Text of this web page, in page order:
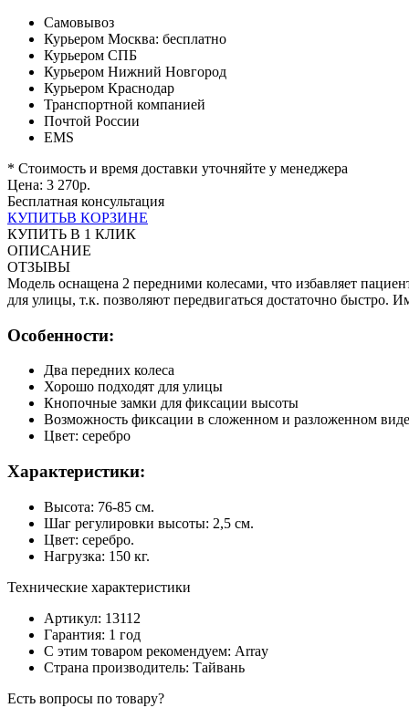
Самовывоз
Курьером Москва: бесплатно
Курьером СПБ
Курьером Нижний Новгород
Курьером Краснодар
Транспортной компанией
Почтой России
EMS
* Стоимость и время доставки уточняйте у менеджера
Цена: 3 270р.
Бесплатная консультация
КУПИТЬВ КОРЗИНЕ
КУПИТЬ В 1 КЛИК
ОПИСАНИЕ
ОТЗЫВЫ
Модель оснащена 2 передними колесами, что избавляет
для улицы, т.к. позволяют передвигаться достаточно
Особенности:
Два передних колеса
Хорошо подходят для улицы
Кнопочные замки для фиксации высоты
Возможность фиксации в сложенном и разложенном виде
Цвет: серебро
Характеристики:
Высота: 76-85 см.
Шаг регулировки высоты: 2,5 см.
Цвет: серебро.
Нагрузка: 150 кг.
Технические характеристики
Артикул: 13112
Гарантия: 1 год
С этим товаром рекомендуем: Array
Страна производитель: Тайвань
Есть вопросы по товару?